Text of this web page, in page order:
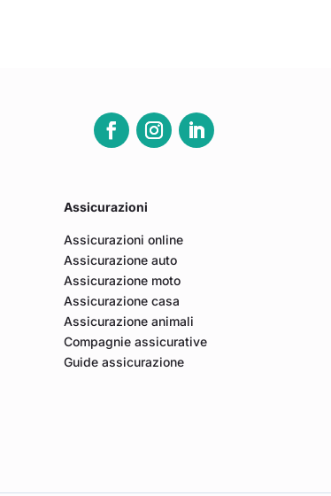
Assicurazioni
Assicurazioni online
Assicurazione auto
Assicurazione moto
Assicurazione casa
Assicurazione animali
Compagnie assicurative
Guide assicurazione